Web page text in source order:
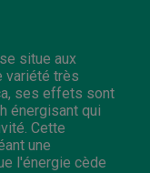
se situe aux
variété très
ses effets sont
énergisant qui
Cette
une
l'énergie cède